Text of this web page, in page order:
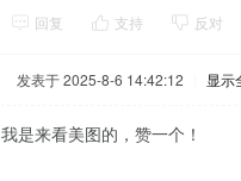
回复 支持 反对
发表于 2025-8-6 14:42:12 显示
我是来看美图的，赞一个！